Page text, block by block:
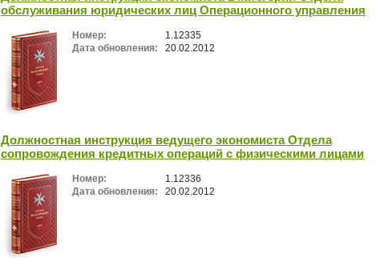
обслуживания юридических лиц Операционного управления
Номер:
1.12335
Дата обновления:
20.02.2012
Должностная инструкция ведущего экономиста Отдела
сопровождения кредитных операций с физическими лицами
Номер:
1.12336
Дата обновления:
20.02.2012